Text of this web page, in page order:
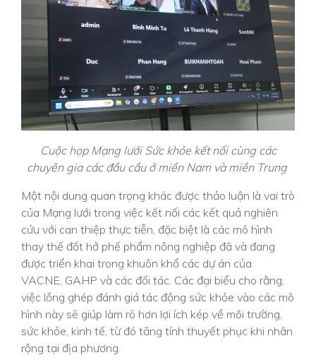
Cuộc họp Mạng lưới Sức khỏe kết nối cùng các
chuyên gia các đầu cầu ở miền Nam và miền Trung
Một nội dung quan trọng khác được thảo luận là vai trò
của Mạng lưới trong việc kết nối các kết quả nghiên
cứu với can thiệp thực tiễn, đặc biệt là các mô hình
thay thế đốt hở phế phẩm nông nghiệp đã và đang
được triển khai trong khuôn khổ các dự án của
VACNE, GAHP và các đối tác. Các đại biểu cho rằng,
việc lồng ghép đánh giá tác động sức khỏe vào các mô
hình này sẽ giúp làm rõ hơn lợi ích kép về môi trường,
sức khỏe, kinh tế, từ đó tăng tính thuyết phục khi nhân
rộng tại địa phương.